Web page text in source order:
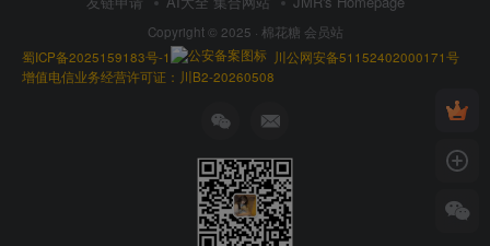
Copyright © 2025 · 棉花糖 会员站
蜀ICP备2025159183号-1
川公网安备51152402000171号
增值电信业务经营许可证：川B2-20260508